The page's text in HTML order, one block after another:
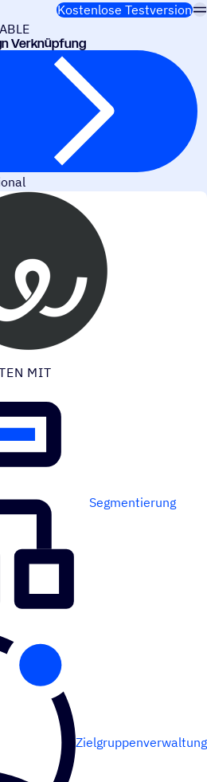
Kostenlose Testversion
Verknüpfung
MIT
Segmentierung
Zielgruppenverwaltung